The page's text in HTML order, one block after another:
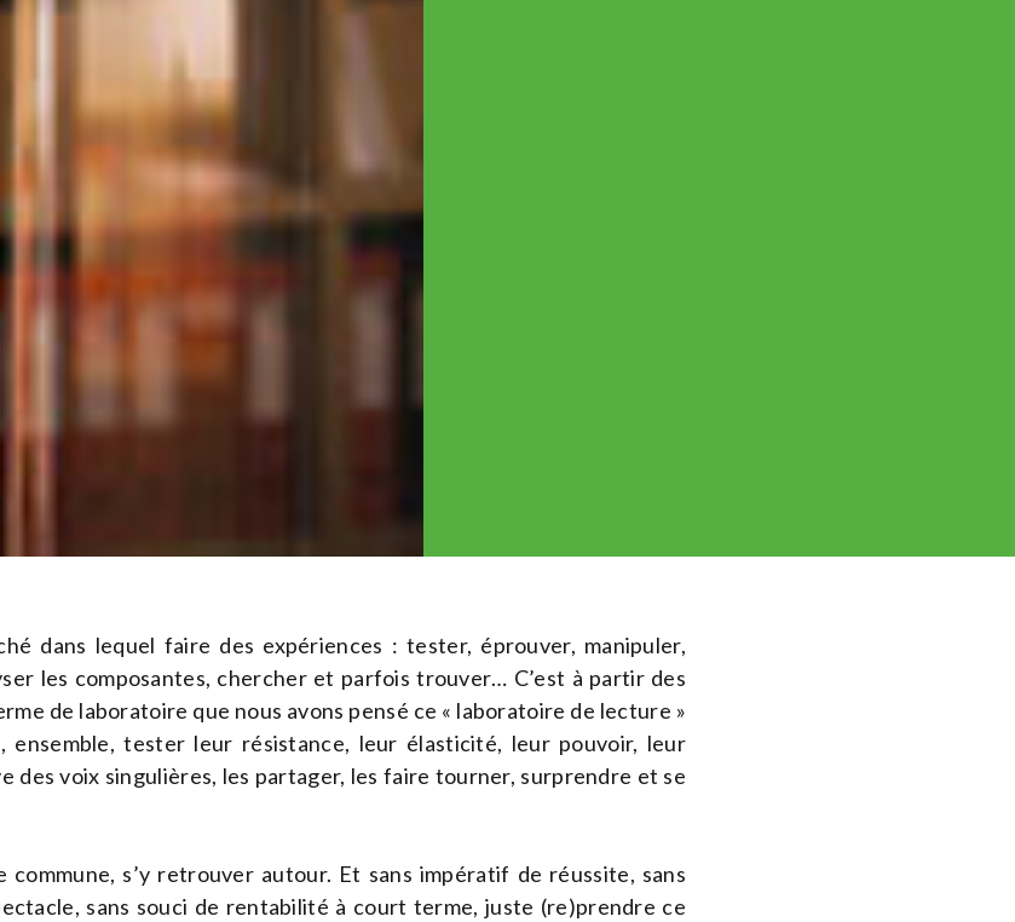
dans lequel faire des expériences : tester, éprouver, manipuler,
les composantes, chercher et parfois trouver… C’est à partir des
de laboratoire que nous avons pensé ce « laboratoire de lecture »
ensemble, tester leur résistance, leur élasticité, leur pouvoir, leur
des voix singulières, les partager, les faire tourner, surprendre et se
commune, s’y retrouver autour. Et sans impératif de réussite, sans
sans souci de rentabilité à court terme, juste (re)prendre ce